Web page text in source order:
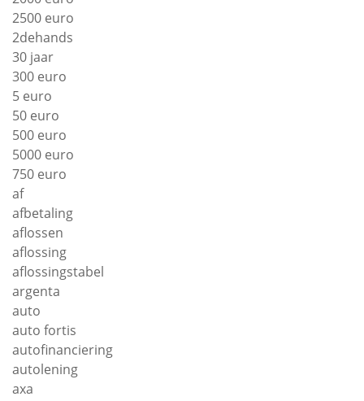
2500 euro
2dehands
30 jaar
300 euro
5 euro
50 euro
500 euro
5000 euro
750 euro
af
afbetaling
aflossen
aflossing
aflossingstabel
argenta
auto
auto fortis
autofinanciering
autolening
axa